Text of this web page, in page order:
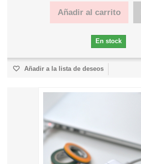
Añadir al carrito
En stock
Añadir a la lista de deseos